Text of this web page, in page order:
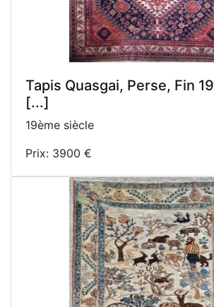
Tapis Quasgai, Perse, Fin
[...]
19ème siècle
Prix: 3900 €